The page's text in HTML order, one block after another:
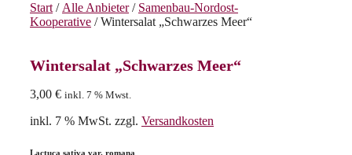
Start / Alle Anbieter/ Samenbau-Nordost-
Kooperative / Wintersalat „Schwarzes Meer“
Wintersalat „Schwarzes Meer“
3,00 € inkl. 7 % Mwst.
inkl. 7 % MwSt. zzgl. Versandkosten
Lactuca sativa var. romana